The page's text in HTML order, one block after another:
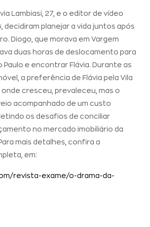
Lambiasi, 27, e o editor de vídeo
decidiram planejar a vida juntos após
Diogo, que morava em Vargem
duas horas de deslocamento para
Paulo e encontrar Flávia. Durante as
a preferência de Flávia pela Vila
onde cresceu, prevaleceu, mas o
acompanhado de um custo
os desafios de conciliar
no mercado imobiliário da
mais detalhes, confira a
em:
revista-exame/o-drama-da-